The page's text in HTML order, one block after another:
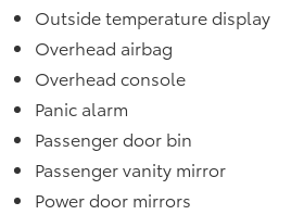
Outside temperature display
Overhead airbag
Overhead console
Panic alarm
Passenger door bin
Passenger vanity mirror
Power door mirrors